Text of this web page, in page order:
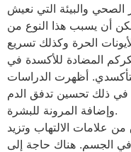
والبيئة التي نعيش
أن يسبب هذا النوع من
الحرة وكذلك تسريع
المضادة للأكسدة في
أظهرت الدراسات
في ذلك تحسين تدفق الدم
وإضافة المرونة للبشرة.
علامات الالتهاب وتزيد
الجسم. هناك حاجة إلى